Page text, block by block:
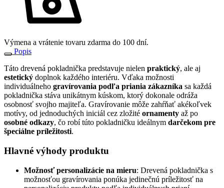
Výmena a vrátenie tovaru zdarma do 100 dní.
Popis
Táto drevená pokladnička predstavuje nielen praktický, ale aj
estetický doplnok každého interiéru. Vďaka možnosti
individuálneho gravírovania podľa priania zákazníka sa každá
pokladnička stáva unikátnym kúskom, ktorý dokonale odráža
osobnosť svojho majiteľa. Gravírovanie môže zahŕňať akékoľvek
motívy, od jednoduchých iniciál cez zložité ornamenty až po
osobné odkazy, čo robí túto pokladničku ideálnym darčekom pre
špeciálne príležitosti.
Hlavné výhody produktu
Možnosť personalizácie na mieru: Drevená pokladnička s
možnosťou gravírovania ponúka jedinečnú príležitosť na